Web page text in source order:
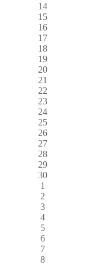
14
15
16
17
18
19
20
21
22
23
24
25
26
27
28
29
30
1
2
3
4
5
6
7
8